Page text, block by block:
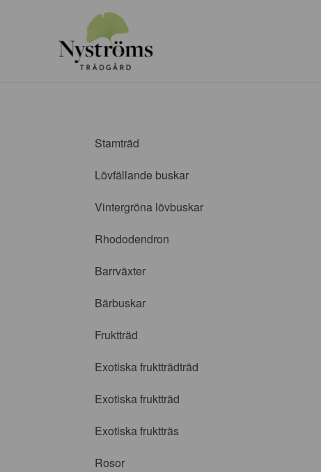
Stamträd
Lövfällande buskar
Vintergröna lövbuskar
Rhododendron
Barrväxter
Bärbuskar
Fruktträd
Exotiska fruktträdträd
Exotiska fruktträd
Exotiska fruktträs
Rosor